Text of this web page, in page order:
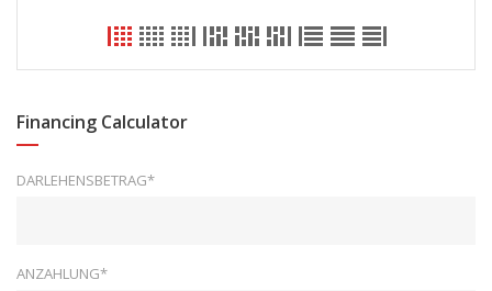
Financing Calculator
DARLEHENSBETRAG*
ANZAHLUNG*